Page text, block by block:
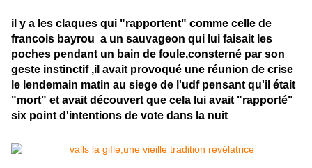
il y a les claques qui "rapportent" comme celle de
francois bayrou a un sauvageon qui lui faisait les
poches pendant un bain de foule,consterné par son
geste instinctif ,il avait provoqué une réunion de crise
le lendemain matin au siege de l'udf pensant qu'il était
"mort" et avait découvert que cela lui avait "rapporté"
six point d'intentions de vote dans la nuit